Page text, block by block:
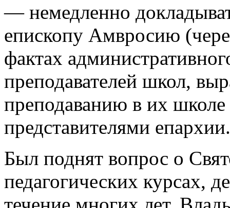
— немедленно
епископу Амвросию
фактах
преподавателей школ,
преподаванию в их
представителями епархии.
Был поднят вопрос о
педагогических курсах,